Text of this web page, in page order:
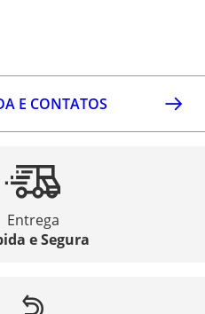
E CONTATOS
Entrega
e Segura